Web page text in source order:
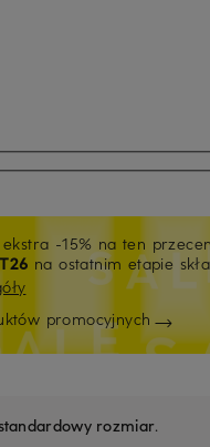
ekstra -15% na ten
na ostatnim etapie
promocyjnych
rozmiar.